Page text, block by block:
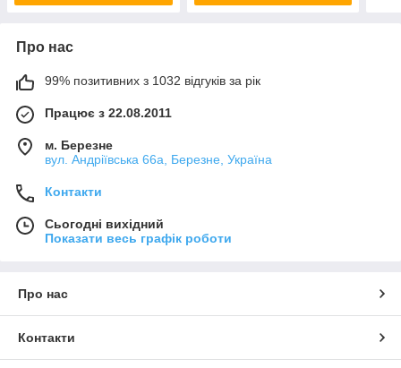
Про нас
99% позитивних з 1032 відгуків за рік
Працює з 22.08.2011
м. Березне
вул. Андріївська 66а, Березне, Україна
Контакти
Сьогодні вихідний
Показати весь графік роботи
Про нас
Контакти